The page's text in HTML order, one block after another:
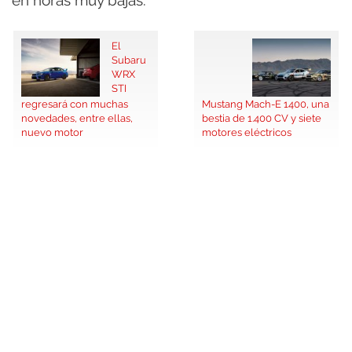
El
Subaru
WRX
STI
regresará con muchas
novedades, entre ellas,
nuevo motor
Mustang Mach-E 1400, una
bestia de 1.400 CV y siete
motores eléctricos